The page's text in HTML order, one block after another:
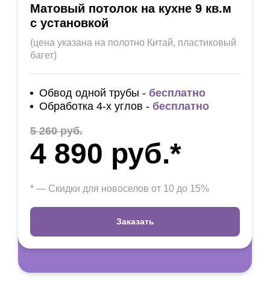
Матовый потолок на кухне 9 кв.м
с установкой
(цена указана на полотно Китай, пластиковый
багет)
Обвод одной трубы - бесплатно
Обработка 4-х углов - бесплатно
5 260 руб.
4 890 руб.*
* — Скидки для новоселов от 10 до 15%
Заказать